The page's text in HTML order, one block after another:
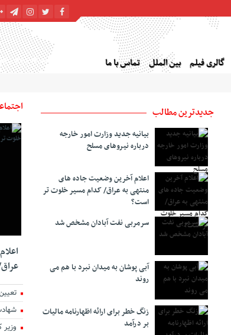
گالری فیلم بین الملل تماس با ما شنبه, ۱۷ مرداد , ۱۴۰۵
جدیدترین مطالب
بیانیه جدید وزارت امور خارجه
درباره نیروهای مسلح
اعلام آخرین وضعیت جاده های
منتهی به عراق/ کدام مسیر خلوت تر
است؟
سرمربی نفت آبادان مشخص شد
آبی پوشان به میدان نبرد با هم می
روند
زنگ خطر برای ارائه اظهارنامه مالیات
بر درآمد